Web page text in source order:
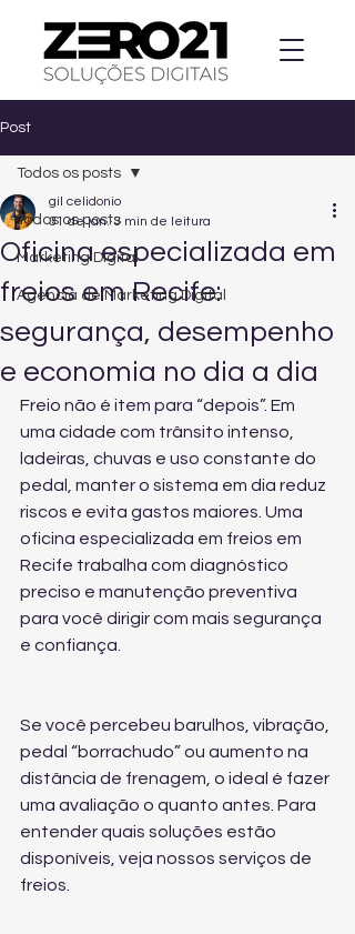
Post
Todos os posts
Marketing Digital
Agencia de Marketing Digital
Todos os posts
Oficina especializada em
freios em Recife:
segurança, desempenho
e economia no dia a dia
gil celidonio
31 de jan. 3 min de leitura
Freio não é item para “depois”. Em
uma cidade com trânsito intenso,
ladeiras, chuvas e uso constante do
pedal, manter o sistema em dia reduz
riscos e evita gastos maiores. Uma
oficina especializada em freios em
Recife trabalha com diagnóstico
preciso e manutenção preventiva
para você dirigir com mais segurança
e confiança.
Se você percebeu barulhos, vibração,
pedal “borrachudo” ou aumento na
distância de frenagem, o ideal é fazer
uma avaliação o quanto antes. Para
entender quais soluções estão
disponíveis, veja nossos serviços de
freios